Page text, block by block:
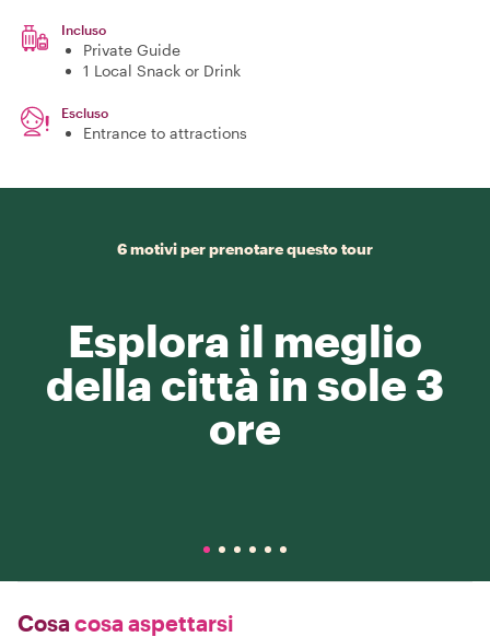
Incluso
Private Guide
1 Local Snack or Drink
Escluso
Entrance to attractions
6 motivi per prenotare questo tour
Esplora il meglio
della città in sole 3
ore
Cosa cosa aspettarsi